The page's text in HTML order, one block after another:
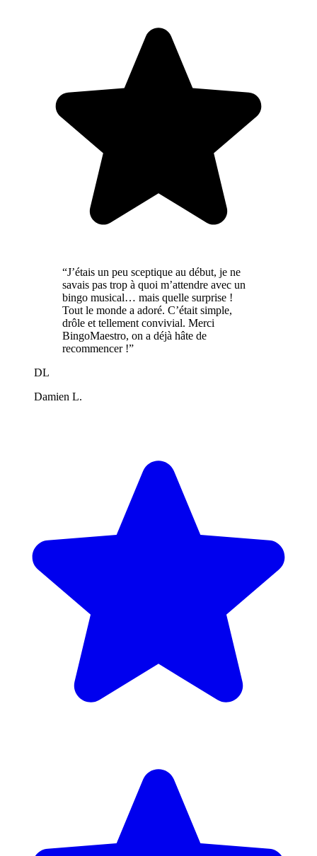
“J’étais un peu sceptique au début, je ne
savais pas trop à quoi m’attendre avec un
bingo musical… mais quelle surprise !
Tout le monde a adoré. C’était simple,
drôle et tellement convivial. Merci
BingoMaestro, on a déjà hâte de
recommencer !”
DL
Damien L.